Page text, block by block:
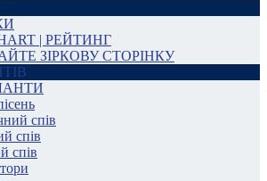
| РЕЙТИНГ
ЗІРКОВУ СТОРІНКУ
спів
спів
спів